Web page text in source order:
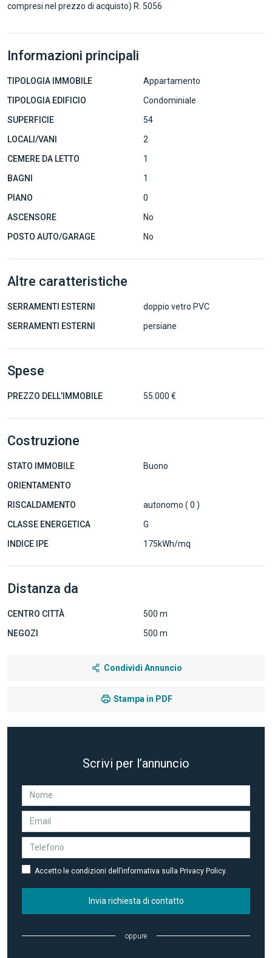
compresi nel prezzo di acquisto) R. 5056
Informazioni principali
TIPOLOGIA IMMOBILE
Appartamento
TIPOLOGIA EDIFICIO
Condominiale
SUPERFICIE
54
LOCALI/VANI
2
CEMERE DA LETTO
1
BAGNI
1
PIANO
0
ASCENSORE
No
POSTO AUTO/GARAGE
No
Altre caratteristiche
SERRAMENTI ESTERNI
doppio vetro PVC
SERRAMENTI ESTERNI
persiane
Spese
PREZZO DELL’IMMOBILE 55.000 €
Costruzione
STATO IMMOBILE
Buono
ORIENTAMENTO
RISCALDAMENTO
autonomo ( 0 )
CLASSE ENERGETICA
G
INDICE IPE
175kWh/mq
Distanza da
CENTRO CITTÀ
500 m
NEGOZI
500 m
Condividi Annuncio
Stampa in PDF
Scrivi per l’annuncio
Accetto le condizioni dell’informativa sulla Privacy Policy.
Invia richiesta di contatto
oppure